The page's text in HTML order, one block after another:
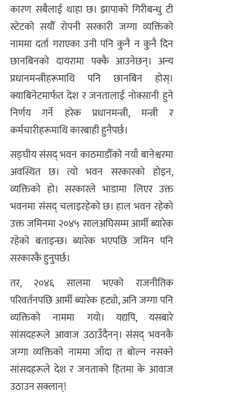
कारण सबैलाई थाहा छ। झापाको गिरीबन्धु टी
स्टेटको सयौँ रोपनी सरकारी जग्गा व्यक्तिको
नाममा दर्ता गराएका उनी पनि कुनै न कुनै दिन
छानबिनको दायरामा पक्कै आउनेछन्। अन्य
प्रधानमन्त्रीहरूमाथि पनि छानबिन होस्।
क्याबिनेटमार्फत देश र जनतालाई नोक्सानी हुने
निर्णय गर्ने हरेक प्रधानमन्त्री, मन्त्री र
कर्मचारीहरूमाथि कारबाही हुनैपर्छ।
सङ्घीय संसद् भवन काठमाडौँको नयाँ बानेश्वरमा
अवस्थित छ। त्यो भवन सरकारको होइन,
व्यक्तिको हो। सरकारले भाडामा लिएर उक्त
भवनमा संसद् चलाइरहेको छ। हाल भवन रहेको
उक्त जमिनमा २०४५ सालअघिसम्म आर्मी ब्यारेक
रहेको बताइन्छ। ब्यारेक भएपछि जमिन पनि
सरकारकै हुनुपर्छ।
तर, २०४६ सालमा भएको राजनीतिक
परिवर्तनपछि आर्मी ब्यारेक हट्यो, अनि जग्गा पनि
व्यक्तिको नाममा गयो। यद्यपि, यसबारे
सांसदहरूले आवाज उठाउँदैनन्। संसद् भवनकै
जग्गा व्यक्तिको नाममा जाँदा त बोल्न नसक्ने
सांसदहरूले देश र जनताको हितमा के आवाज
उठाउन सक्लान्!